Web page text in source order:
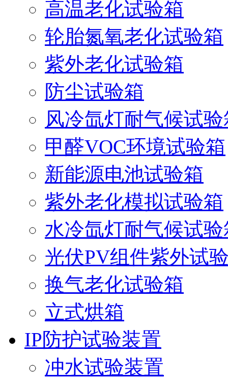
高温老化试验箱
轮胎氮氧老化试验箱
紫外老化试验箱
防尘试验箱
风冷氙灯耐气候试
甲醛VOC环境试验箱
新能源电池试验箱
紫外老化模拟试验箱
水冷氙灯耐气候试验
光伏PV组件紫外试
换气老化试验箱
立式烘箱
IP防护试验装置
冲水试验装置